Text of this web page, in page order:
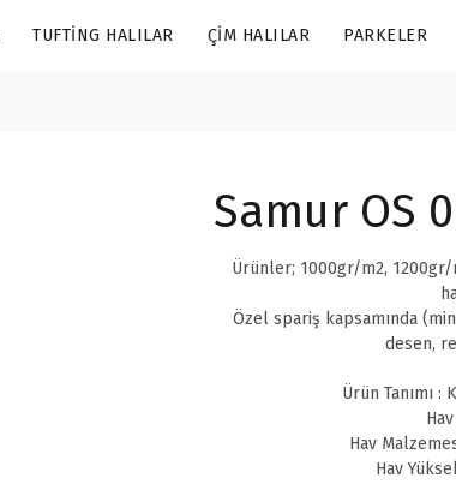
TUFTING HALILAR ÇIM HALILAR PARKELER
Samur OS
Ürünler; 1000gr/m2,
Özel spariş kapsamında
desen,
Ürün Tanımı :
Hav
Hav